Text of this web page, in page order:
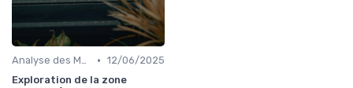
Analyse des Marchés Locaux et Globaux • 12/06/2025
Exploration de la zone